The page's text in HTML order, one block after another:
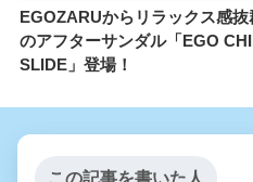
EGOZARUからリラックス感抜
のアフターサンダル「EGO
SLIDE」登場！
この記事を書いた人